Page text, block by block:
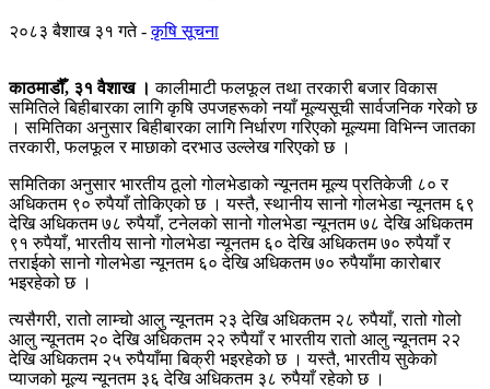
२०८३ बैशाख ३१ गते कृषि सूचना
काठमाडौँ, ३१ वैशाख । कालीमाटी फलफूल तथा तरकारी बजार विकास
समितिले बिहीबारका लागि कृषि उपजहरूको नयाँ मूल्यसूची सार्वजनिक गरेको छ
। समितिका अनुसार बिहीबारका लागि निर्धारण गरिएको मूल्यमा विभिन्न जातका
तरकारी, फलफूल र माछाको दरभाउ उल्लेख गरिएको छ ।
समितिका अनुसार भारतीय ठूलो गोलभेडाको न्यूनतम मूल्य प्रतिकेजी ८० र
अधिकतम ९० रुपैयाँ तोकिएको छ । यस्तै, स्थानीय सानो गोलभेडा न्यूनतम ६९
देखि अधिकतम ७८ रुपैयाँ, टनेलको सानो गोलभेडा न्यूनतम ७८ देखि अधिकतम
९१ रुपैयाँ, भारतीय सानो गोलभेडा न्यूनतम ६० देखि अधिकतम ७० रुपैयाँ र
तराईको सानो गोलभेडा न्यूनतम ६० देखि अधिकतम ७० रुपैयाँमा कारोबार
भइरहेको छ ।
त्यसैगरी, रातो लाम्चो आलु न्यूनतम २३ देखि अधिकतम २८ रुपैयाँ, रातो गोलो
आलु न्यूनतम २० देखि अधिकतम २२ रुपैयाँ र भारतीय रातो आलु न्यूनतम २२
देखि अधिकतम २५ रुपैयाँमा बिक्री भइरहेको छ । यस्तै, भारतीय सुकेको
प्याजको मूल्य न्यूनतम ३६ देखि अधिकतम ३८ रुपैयाँ रहेको छ ।